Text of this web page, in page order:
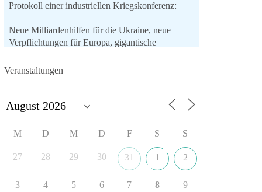
Protokoll einer industriellen Kriegskonferenz:
Neue Milliardenhilfen für die Ukraine, neue
Verpflichtungen für Europa, gigantische
Verteidigungsindustrie, Modernisierung der
Forderung, der Iran dürfe keine Kernwaffe
friedensorientierte Politik?
Veranstaltungen
M D M D F S S
27 28 29 30 31 1 2
3 4 5 6 7 8 9